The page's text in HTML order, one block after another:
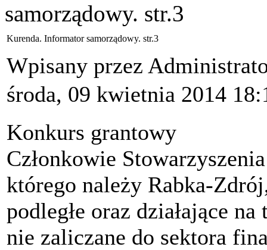
samorządowy. str.3
Kurenda. Informator samorządowy. str.3
Wpisany przez
środa, 09 kwietnia 2014
Konkurs grantowy
Członkowie
którego należy Rabka-
podległe oraz działające
nie zaliczane do sektora